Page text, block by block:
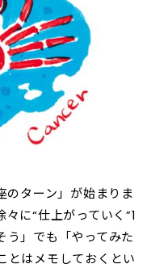
のターン」が始まりま
に“仕上がっていく”1
う」でも「やってみた
とはメモしておくとい